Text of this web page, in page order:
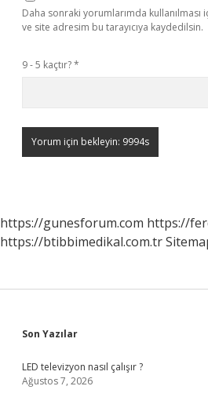
Daha sonraki yorumlarımda kullanılması
ve site adresim bu tarayıcıya kaydedilsin.
9 - 5 kaçtır?*
https://gunesforum.com https://
https://btibbimedikal.com.tr
Sidebar
Son Yazılar
LED televizyon nasıl çalışır ?
Ağustos 7, 2026